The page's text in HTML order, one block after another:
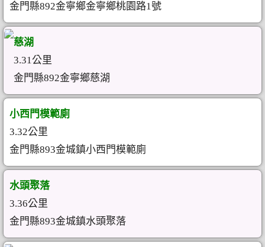
金門縣892金寧鄉金寧鄉桃園路1號
慈湖
3.31公里
金門縣892金寧鄉慈湖
小西門模範廁
3.32公里
金門縣893金城鎮小西門模範廁
水頭聚落
3.36公里
金門縣893金城鎮水頭聚落